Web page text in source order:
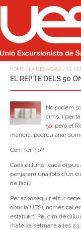
HOME / LA UES A CASA / EL
EL REPTE DELS 50
No podem
cims, i per
5o, però el
manera, podreu anar
Com fer-ho?
Cada dilluns i cada dijous
penjarem una foto d’un
de fàcil.
Per aconseguir els 2
obrir la UES), només cal
establert: Pel cim de
mateixa setmana a les